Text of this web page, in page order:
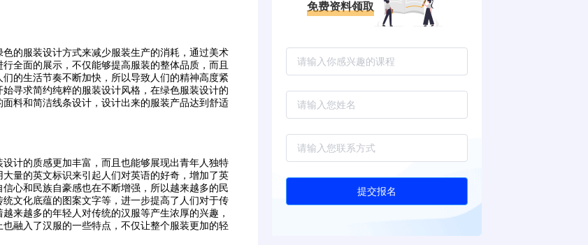
的服装设计方式来减少服装生产的消耗，通过美术
全面的展示，不仅能够提高服装的整体品质，而且
的生活节奏不断加快，所以导致人们的精神高度紧
寻求简约纯粹的服装设计风格，在绿色服装设计的
料和简洁线条设计，设计出来的服装产品达到舒适
计的质感更加丰富，而且也能够展现出青年人独特
量的英文标识来引起人们对英语的好奇，增加了英
心和民族自豪感也在不断增强，所以越来越多的民
文化底蕴的图案文字等，进一步提高了人们对于传
来越多的年轻人对传统的汉服等产生浓厚的兴趣，
融入了汉服的一些特点，不仅让整个服装更加的轻
免费资料领取
提交报名